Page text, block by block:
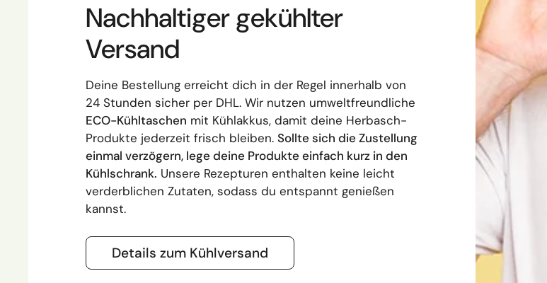
Nachhaltiger gekühlter
Versand
Deine Bestellung erreicht dich in der Regel innerhalb von
24 Stunden sicher per DHL. Wir nutzen umweltfreundliche
ECO-Kühltaschen mit Kühlakkus, damit deine Herbasch-
Produkte jederzeit frisch bleiben. Sollte sich die Zustellung
einmal verzögern, lege deine Produkte einfach kurz in den
Kühlschrank. Unsere Rezepturen enthalten keine leicht
verderblichen Zutaten, sodass du entspannt genießen
kannst.
Details zum Kühlversand